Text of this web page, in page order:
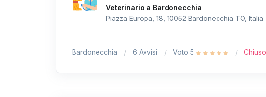
Veterinario a Bardonecchia
Piazza Europa, 18, 10052 Bardonecchia TO, Italia
Bardonecchia 6 Avvisi Voto 5 Chiuso